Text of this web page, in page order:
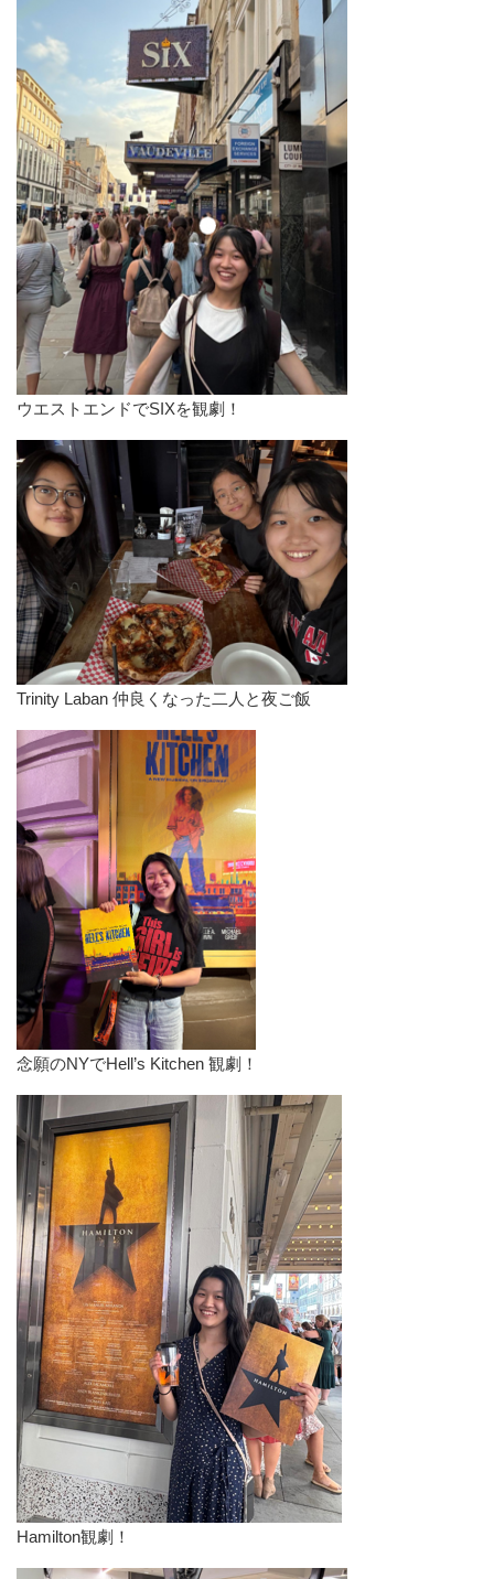
ウエストエンドでSIXを観劇！
Trinity Laban 仲良くなった二人と夜ご飯
念願のNYでHell’s Kitchen 観劇！
Hamilton観劇！